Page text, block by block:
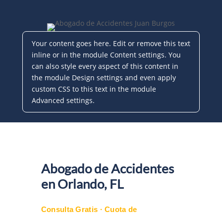
Your content goes here. Edit or remove this text
inline or in the module Content settings. You
can also style every aspect of this content in
the module Design settings and even apply
custom CSS to this text in the module
Advanced settings.
Abogado de Accidentes
en Orlando, FL
Consulta Gratis · Cuota de